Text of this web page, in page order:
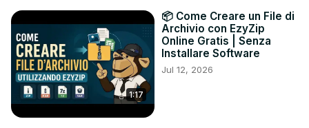
1:17
📦 Come Creare un File di
Archivio con EzyZip
Online Gratis | Senza
Installare Software
Jul 12, 2026